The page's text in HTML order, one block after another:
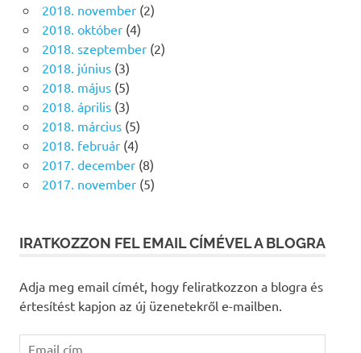
2018. november(2)
2018. október(4)
2018. szeptember(2)
2018. június(3)
2018. május(5)
2018. április(3)
2018. március(5)
2018. február(4)
2017. december(8)
2017. november(5)
IRATKOZZON FEL EMAIL CÍMÉVEL A BLOGRA
Adja meg email címét, hogy feliratkozzon a blogra és
értesítést kapjon az új üzenetekről e-mailben.
Email